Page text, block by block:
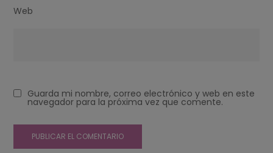
Web
Guarda mi nombre, correo electrónico y web en este
navegador para la próxima vez que comente.